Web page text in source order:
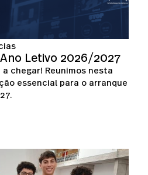
Letivo 2026/2027
chegar! Reunimos nesta
essencial para o arranque